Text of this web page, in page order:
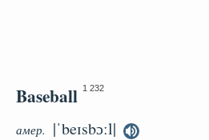
Baseball 1 232
амер. |ˈbeɪsbɔːl|